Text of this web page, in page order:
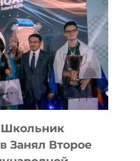
Школьник
Занял Второе